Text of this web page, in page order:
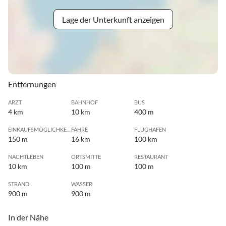
Lage der Unterkunft anzeigen
Entfernungen
ARZT
4 km
BAHNHOF
10 km
BUS
400 m
150 m
FÄHRE
16 km
FLUGHAFEN
100 km
NACHTLEBEN
10 km
ORTSMITTE
100 m
RESTAURANT
100 m
STRAND
900 m
WASSER
900 m
In der Nähe